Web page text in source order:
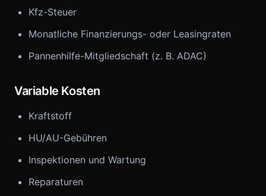
Kfz-Steuer
Monatliche Finanzierungs- oder Leasingraten
Pannenhilfe-Mitgliedschaft (z. B. ADAC)
Variable Kosten
Kraftstoff
HU/AU-Gebühren
Inspektionen und Wartung
Reparaturen